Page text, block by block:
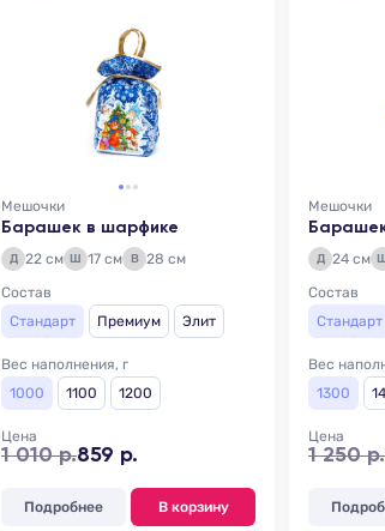
Мешочки
Барашек в шарфике
Д 22 см Ш 17 см В 28 см
Состав
Стандарт
Премиум Элит
Вес наполнения, г
1000
1100 1200
Цена
1 010 р.859 р.
Подробнее В корзину
Мешочки
Д 24 см
Состав
Стандарт
Вес
1300
Цена
1 250 р.